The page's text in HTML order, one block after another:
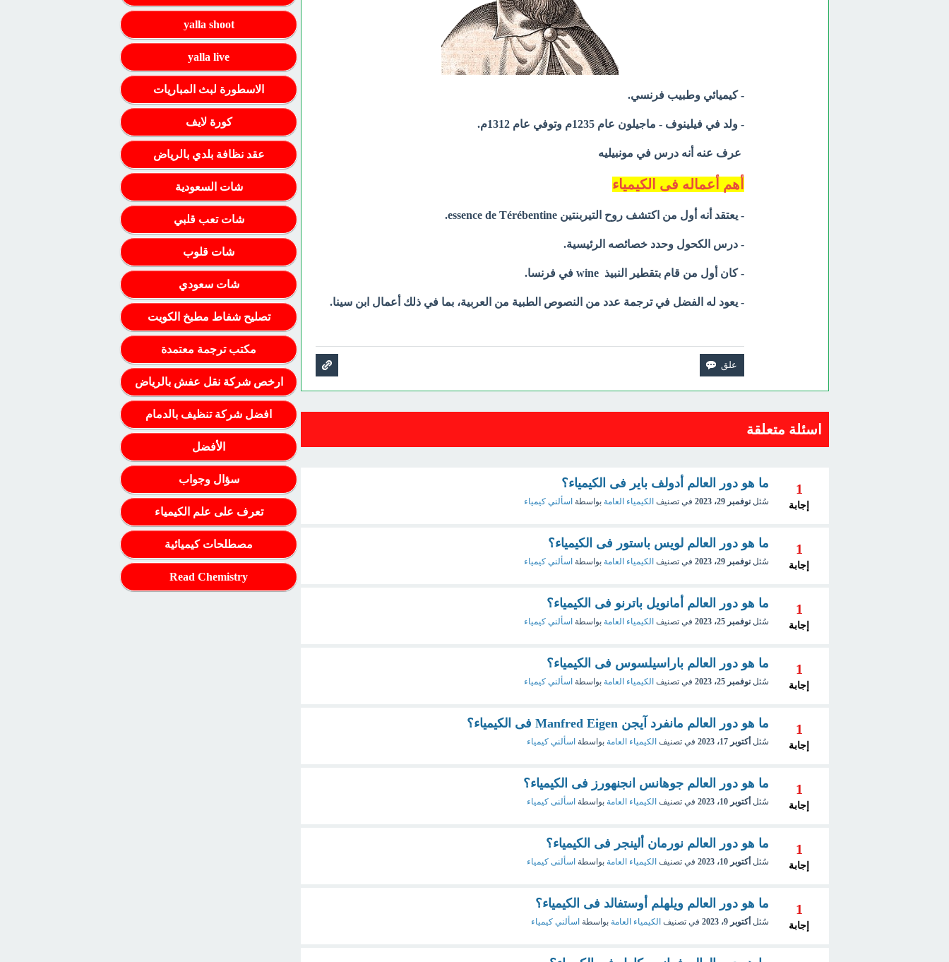
- كيميائي وطبيب فرنسي.
- ولد في فيلينوف - ماجيلون عام 1235م وتوفي عام 1312م.
عرف عنه أنه درس في مونبيليه
أهم أعماله فى الكيمياء
- يعتقد أنه أول من اكتشف روح التيربنتين essence de Térébentine.
- درس الكحول وحدد خصائصه الرئيسية.
- كان أول من قام بتقطير النبيذ wine في فرنسا.
- يعود له الفضل في ترجمة عدد من النصوص الطبية من العربية، بما في ذلك أعمال ابن سينا.
اسئلة متعلقة
1
إجابة
ما هو دور العالم أدولف باير فى الكيمياء؟
سُئل نوفمبر 29، 2023 في تصنيف الكيمياء العامة بواسطة اسألني كيمياء
1
إجابة
ما هو دور العالم لويس باستور فى الكيمياء؟
سُئل نوفمبر 29، 2023 في تصنيف الكيمياء العامة بواسطة اسألني كيمياء
1
إجابة
ما هو دور العالم أمانويل باترنو فى الكيمياء؟
سُئل نوفمبر 25، 2023 في تصنيف الكيمياء العامة بواسطة اسألني كيمياء
1
إجابة
ما هو دور العالم باراسيلسوس فى الكيمياء؟
سُئل نوفمبر 25، 2023 في تصنيف الكيمياء العامة بواسطة اسألني كيمياء
1
إجابة
ما هو دور العالم مانفرد آيجن Manfred Eigen فى الكيمياء؟
سُئل أكتوبر 17، 2023 في تصنيف الكيمياء العامة بواسطة اسألني كيمياء
1
إجابة
ما هو دور العالم جوهانس انجنهورز فى الكيمياء؟
سُئل أكتوبر 10، 2023 في تصنيف الكيمياء العامة بواسطة اسألنى كيمياء
1
إجابة
ما هو دور العالم نورمان ألينجر فى الكيمياء؟
سُئل أكتوبر 10، 2023 في تصنيف الكيمياء العامة بواسطة اسألنى كيمياء
1
إجابة
ما هو دور العالم ويلهلم أوستفالد فى الكيمياء؟
سُئل أكتوبر 9، 2023 في تصنيف الكيمياء العامة بواسطة اسألني كيمياء
yalla shoot
yalla live
الاسطورة لبث المباريات
كورة لايف
عقد نظافة بلدي بالرياض
شات السعودية
شات تعب قلبي
شات قلوب
شات سعودي
تصليح شفاط مطبخ الكويت
مكتب ترجمة معتمدة
ارخص شركة نقل عفش بالرياض
افضل شركة تنظيف بالدمام
الأفضل
سؤال وجواب
تعرف على علم الكيمياء
مصطلحات كيميائية
Read Chemistry